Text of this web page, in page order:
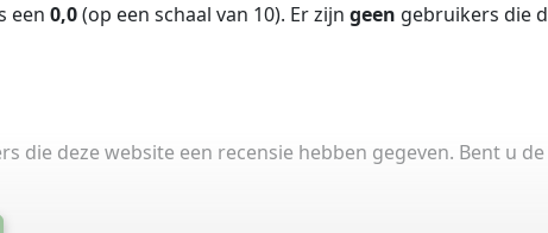
een 0,0(op een schaal van 10). Er zijn geen gebruikers die
die deze website een recensie hebben gegeven. Bent u